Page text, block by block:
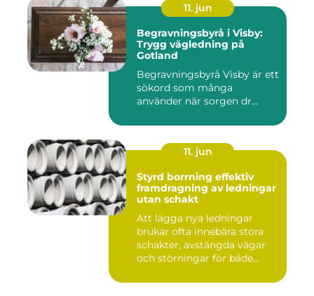
11. jun
Begravningsbyrå i Visby:
Trygg vägledning på
Gotland
Begravningsbyrå Visby är ett
sökord som många
använder när sorgen dr...
11. jun
Styrd borrning effektiv
framdragning av ledningar
utan schakt
Att lägga nya ledningar
brukar ofta innebära stora
schakter, avstängda vägar
och störningar för både...